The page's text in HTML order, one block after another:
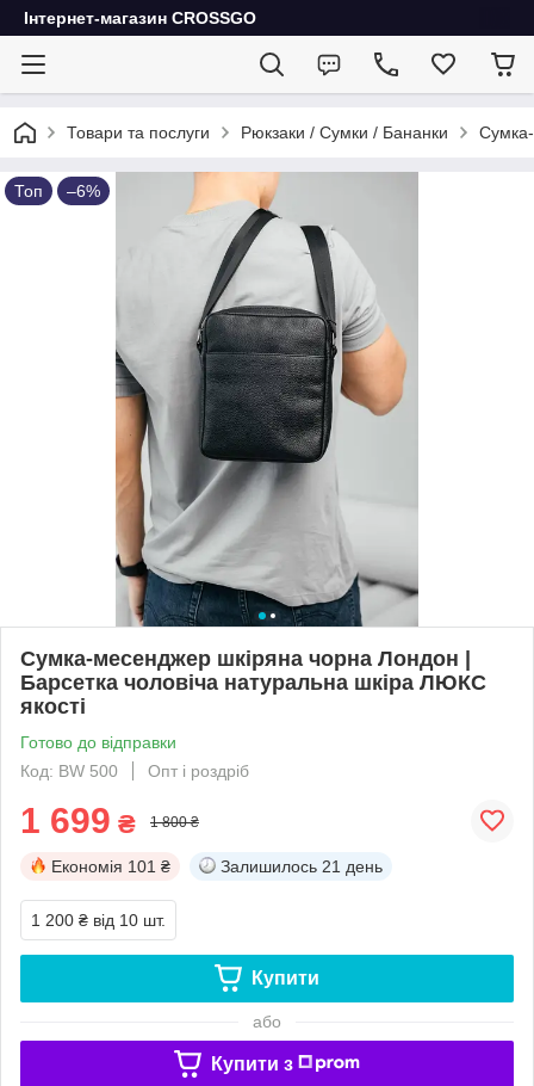
Інтернет-магазин CROSSGO
Товари та послуги Рюкзаки / Сумки / Бананки
Топ –6%
Сумка-месенджер шкіряна чорна Лондон |
Барсетка чоловіча натуральна шкіра ЛЮКС
якості
Готово до відправки
Код: BW 500
Опт і роздріб
1 699 ₴ 1 800 ₴
Економія 101 ₴ Залишилось 21 день
1 200 ₴ від 10 шт.
Купити
або
Купити з